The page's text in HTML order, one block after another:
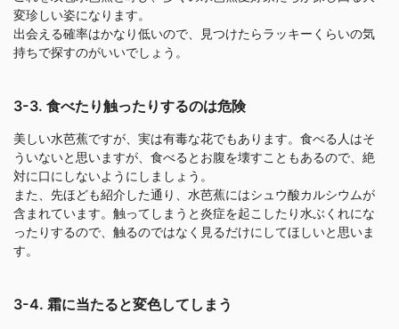
変珍しい姿になります。
出会える確率はかなり低いので、見つけたらラッキーくらいの気
持ちで探すのがいいでしょう。
3-3. 食べたり触ったりするのは危険
美しい水芭蕉ですが、実は有毒な花でもあります。食べる人はそ
ういないと思いますが、食べるとお腹を壊すこともあるので、絶
対に口にしないようにしましょう。
また、先ほども紹介した通り、水芭蕉にはシュウ酸カルシウムが
含まれています。触ってしまうと炎症を起こしたり水ぶくれにな
ったりするので、触るのではなく見るだけにしてほしいと思いま
す。
3-4. 霜に当たると変色してしまう